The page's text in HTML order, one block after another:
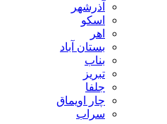
آذرشهر
اسكو
اهر
بستان آباد
بناب
تبريز
جلفا
چار اويماق
سراب